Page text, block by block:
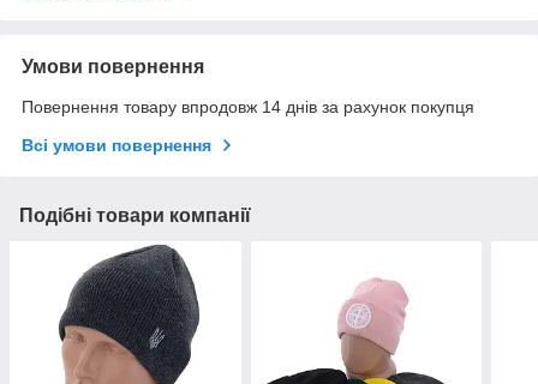
Умови повернення
Повернення товару впродовж 14 днів за рахунок покупця
Всі умови повернення
Подібні товари компанії